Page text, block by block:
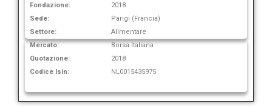
Fondazione:
2018
Sede:
Parigi (Francia)
Settore:
Alimentare
Mercato:
Borsa Italiana
Quotazione:
2018
Codice Isin:
NL0015435975